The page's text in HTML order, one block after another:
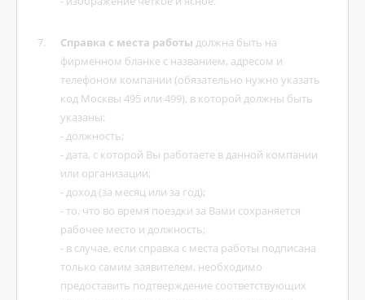
Справка с места работы должна быть на
фирменном бланке с названием, адресом и
телефоном компании (обязательно нужно указать
код Москвы 495 или 499), в которой должны быть
указаны:
- должность;
- дата, с которой Вы работаете в данной компании
или организации;
- доход (за месяц или за год);
- то, что во время поездки за Вами сохраняется
рабочее место и должность;
- в случае, если справка с места работы подписана
только самим заявителем, необходимо
предоставить подтверждение соответствующих